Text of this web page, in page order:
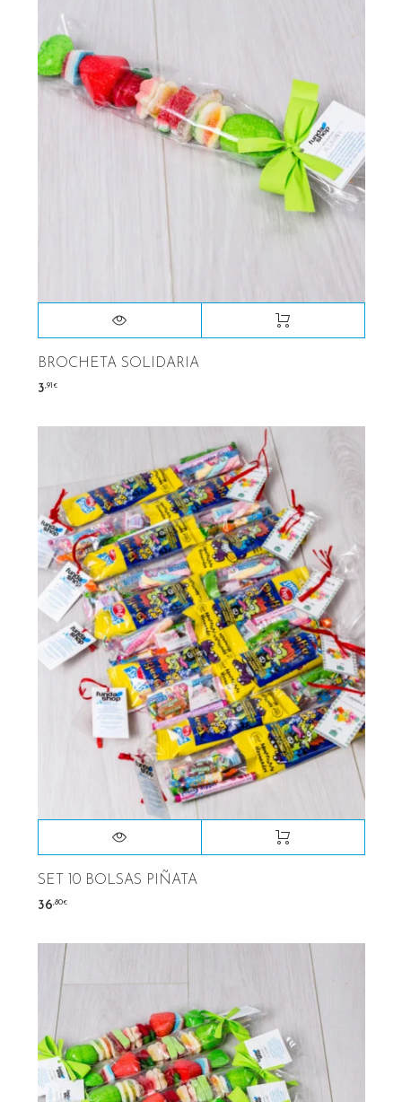
BROCHETA SOLIDARIA
3,91 €
SET 10 BOLSAS PIÑATA
36,80€